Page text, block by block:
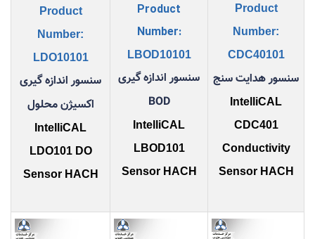
Product
Number:
CDC40101
سنسور هدایت سنج
IntelliCAL
CDC401
Conductivity
Sensor HACH
Product
Number:
LBOD10101
سنسور اندازه گیری
BOD
IntelliCAL
LBOD101
Sensor HACH
Product
Number:
LDO10101
سنسور اندازه گیری
اکسیژن محلول
IntelliCAL
LDO101 DO
Sensor HACH